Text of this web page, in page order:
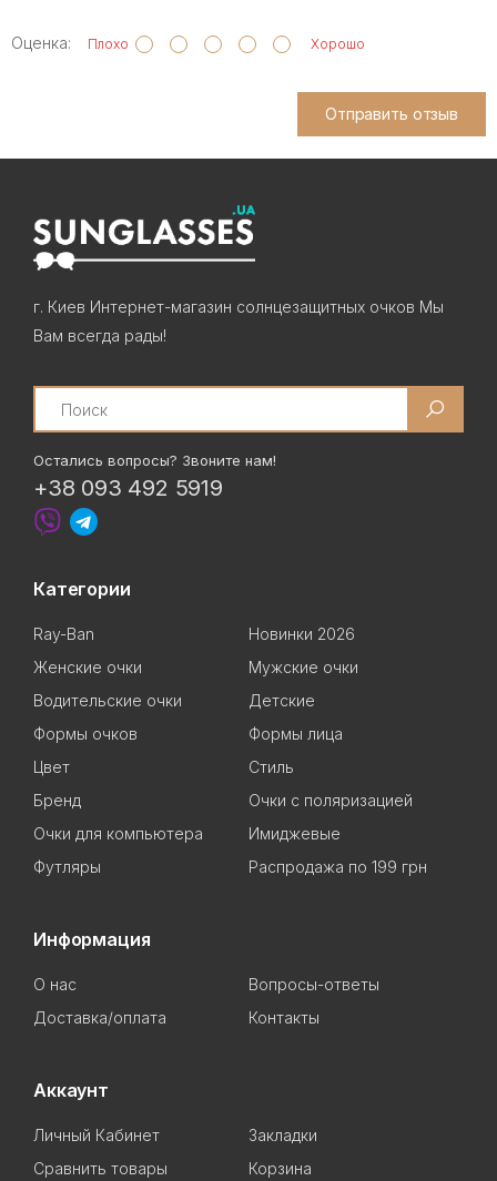
Оценка: Плохо Хорошо
Отправить отзыв
г. Киев Интернет-магазин солнцезащитных очков Мы
Вам всегда рады!
Search
Остались вопросы? Звоните нам!
+38 093 492 5919
Категории
Ray-Ban
Новинки 2026
Женские очки
Мужские очки
Водительские очки
Детские
Формы очков
Формы лица
Цвет
Стиль
Бренд
Очки с поляризацией
Очки для компьютера
Имиджевые
Футляры
Распродажа по 199 грн
Информация
О нас
Вопросы-ответы
Доставка/оплата
Контакты
Аккаунт
Личный Кабинет
Закладки
Сравнить товары
Корзина